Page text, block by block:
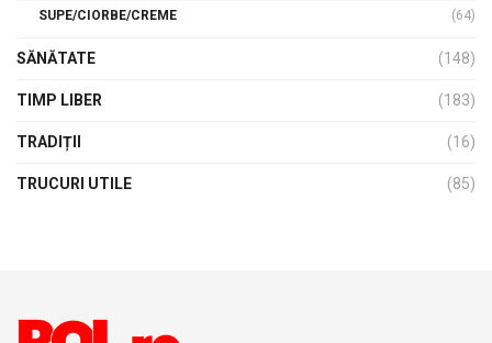
SUPE/CIORBE/CREME
(64)
SĂNĂTATE (148)
TIMP LIBER (183)
TRADIȚII (16)
TRUCURI UTILE (85)